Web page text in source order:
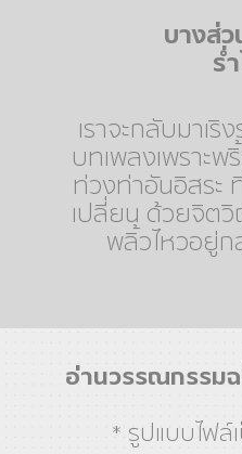
บางส่
ร่
เราจะกลับมาเริ
บทเพลงเพราะ
ท่วงท่าอันอิสระ
เปลี่ยน ด้วยจิต
พลิ้วไหวอยู่ก
อ่านวรรณกรรม
* รูปแบบไฟล์